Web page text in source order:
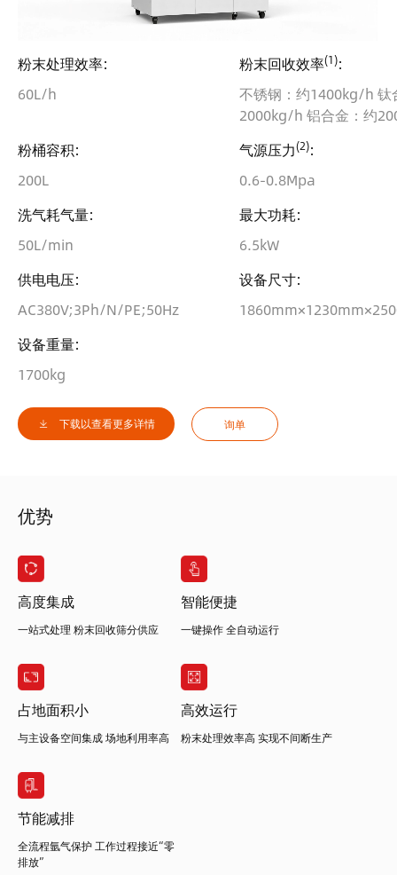
粉末处理效率:
60L/h
粉末回收效率(1):
不锈钢：约1400kg/h 钛
2000kg/h 铝合金：约
粉桶容积:
200L
气源压力(2):
0.6-0.8Mpa
洗气耗气量:
50L/min
最大功耗:
6.5kW
供电电压:
AC380V;3Ph/N/PE;50Hz
设备尺寸:
设备重量:
1700kg
下载以查看更多详情 询单
优势
高度集成
一站式处理 粉末回收筛分供应
智能便捷
一键操作 全自动运行
占地面积小
与主设备空间集成 场地利用率高
高效运行
粉末处理效率高 实现不间断生产
节能减排
全流程氩气保护 工作过程接近“零
排放”